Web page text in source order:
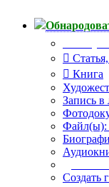
Книга
Запись в
Файл(ы):
Создать